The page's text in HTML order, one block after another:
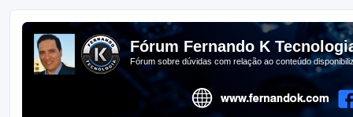
Fórum Fernando K
Fórum sobre dúvidas com relação ao conteúdo